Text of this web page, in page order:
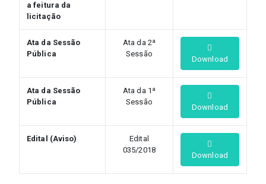
a feitura da
licitação
Ata da Sessão
Pública
Ata da 2ª
Sessão
Download
Ata da Sessão
Pública
Ata da 1ª
Sessão
Download
Edital (Aviso)
Edital
035/2018
Download